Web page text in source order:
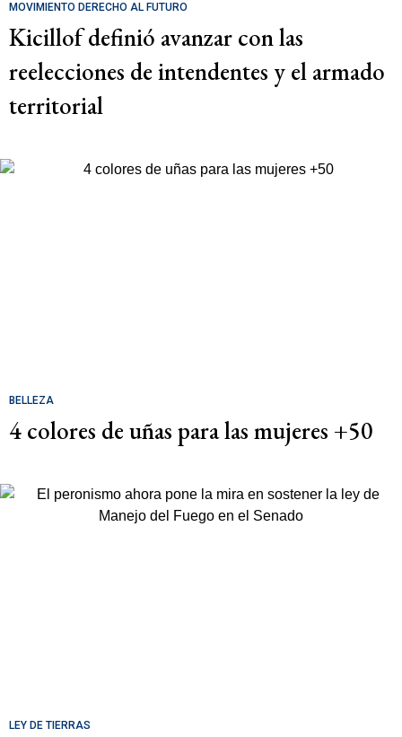
MOVIMIENTO DERECHO AL FUTURO
Kicillof definió avanzar con las
reelecciones de intendentes y el armado
territorial
BELLEZA
4 colores de uñas para las mujeres +50
LEY DE TIERRAS